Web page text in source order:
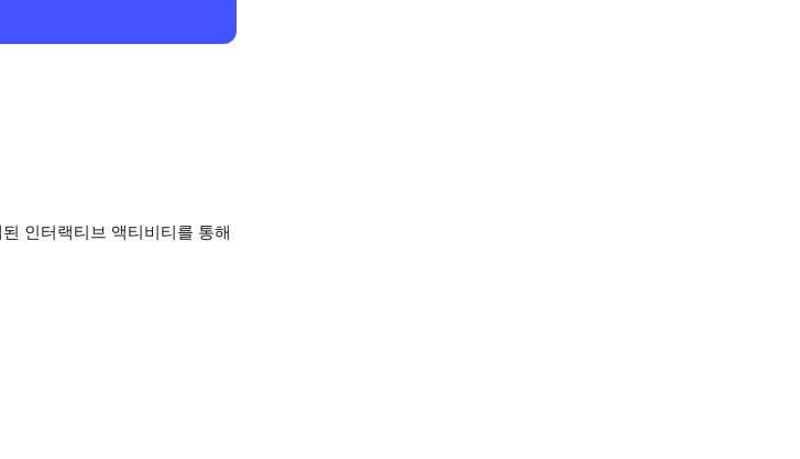
인터랙티브 액티비티를 통해